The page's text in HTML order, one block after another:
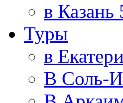
в Казань
Туры
в
В Соль-